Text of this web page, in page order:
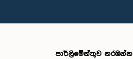
පාර්ලි‌මේන්තුව නරඹන්න